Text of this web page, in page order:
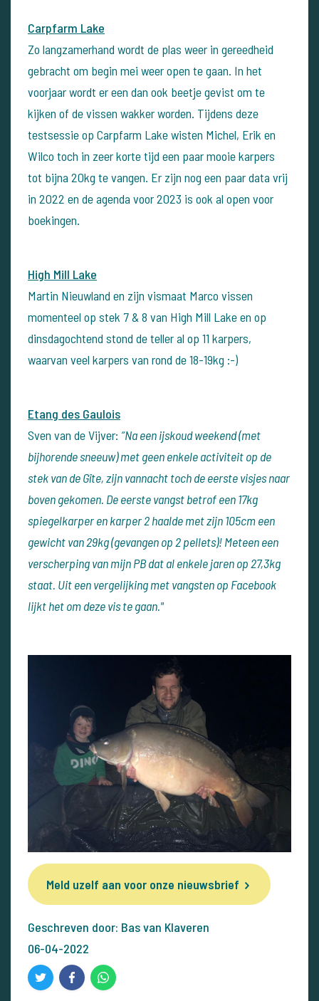
Carpfarm Lake
Zo langzamerhand wordt de plas weer in gereedheid
gebracht om begin mei weer open te gaan. In het
voorjaar wordt er een dan ook beetje gevist om te
kijken of de vissen wakker worden. Tijdens deze
testsessie op Carpfarm Lake wisten Michel, Erik en
Wilco toch in zeer korte tijd een paar mooie karpers
tot bijna 20kg te vangen. Er zijn nog een paar data vrij
in 2022 en de agenda voor 2023 is ook al open voor
boekingen.
High Mill Lake
Martin Nieuwland en zijn vismaat Marco vissen
momenteel op stek 7 & 8 van High Mill Lake en op
dinsdagochtend stond de teller al op 11 karpers,
waarvan veel karpers van rond de 18-19kg :-)
Etang des Gaulois
Sven van de Vijver: “Na een ijskoud weekend (met
bijhorende sneeuw) met geen enkele activiteit op de
stek van de Gîte, zijn vannacht toch de eerste visjes naar
boven gekomen. De eerste vangst betrof een 17kg
spiegelkarper en karper 2 haalde met zijn 105cm een
gewicht van 29kg (gevangen op 2 pellets)! Meteen een
verscherping van mijn PB dat al enkele jaren op 27,3kg
staat. Uit een vergelijking met vangsten op Facebook
lijkt het om deze vis te gaan."
Meld uzelf aan voor onze nieuwsbrief
Geschreven door: Bas van Klaveren
06-04-2022